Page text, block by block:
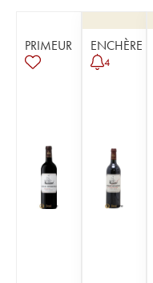
PRIMEUR ENCHÈRE
4